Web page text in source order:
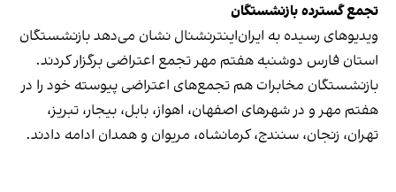
تجمع گسترده بازنشستگان
ویدیوهای رسیده به ایران‌اینترنشنال نشان می‌دهد بازنشستگان
استان فارس دوشنبه هفتم مهر تجمع اعتراضی برگزار کردند.
بازنشستگان مخابرات هم تجمع‌های اعتراضی پیوسته خود را در
هفتم مهر و در شهرهای اصفهان، اهواز، بابل، بیجار، تبریز،
تهران، زنجان، سنندج، کرمانشاه، مریوان و همدان ادامه دادند.